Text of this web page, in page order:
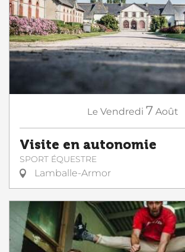
Le Vendredi 7 Août
Visite en autonomie
SPORT ÉQUESTRE
Lamballe-Armor